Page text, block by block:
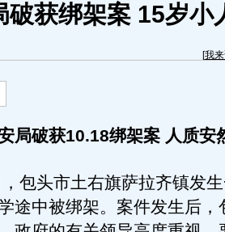
破获绑架案 15岁小
[我
局破获10.18绑架案 人质安
头市土右旗萨拉齐镇发生
途中被绑架。案件发生后，